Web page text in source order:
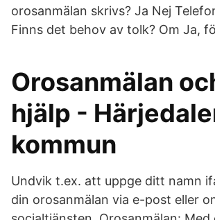
orosanmälan skrivs? Ja Nej
Finns det behov av tolk? Om Ja,
Orosanmälan
hjälp -
kommun
Undvik t.ex. att uppge ditt namn
din orosanmälan via e-post eller